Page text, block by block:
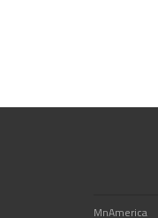
MnAmerica